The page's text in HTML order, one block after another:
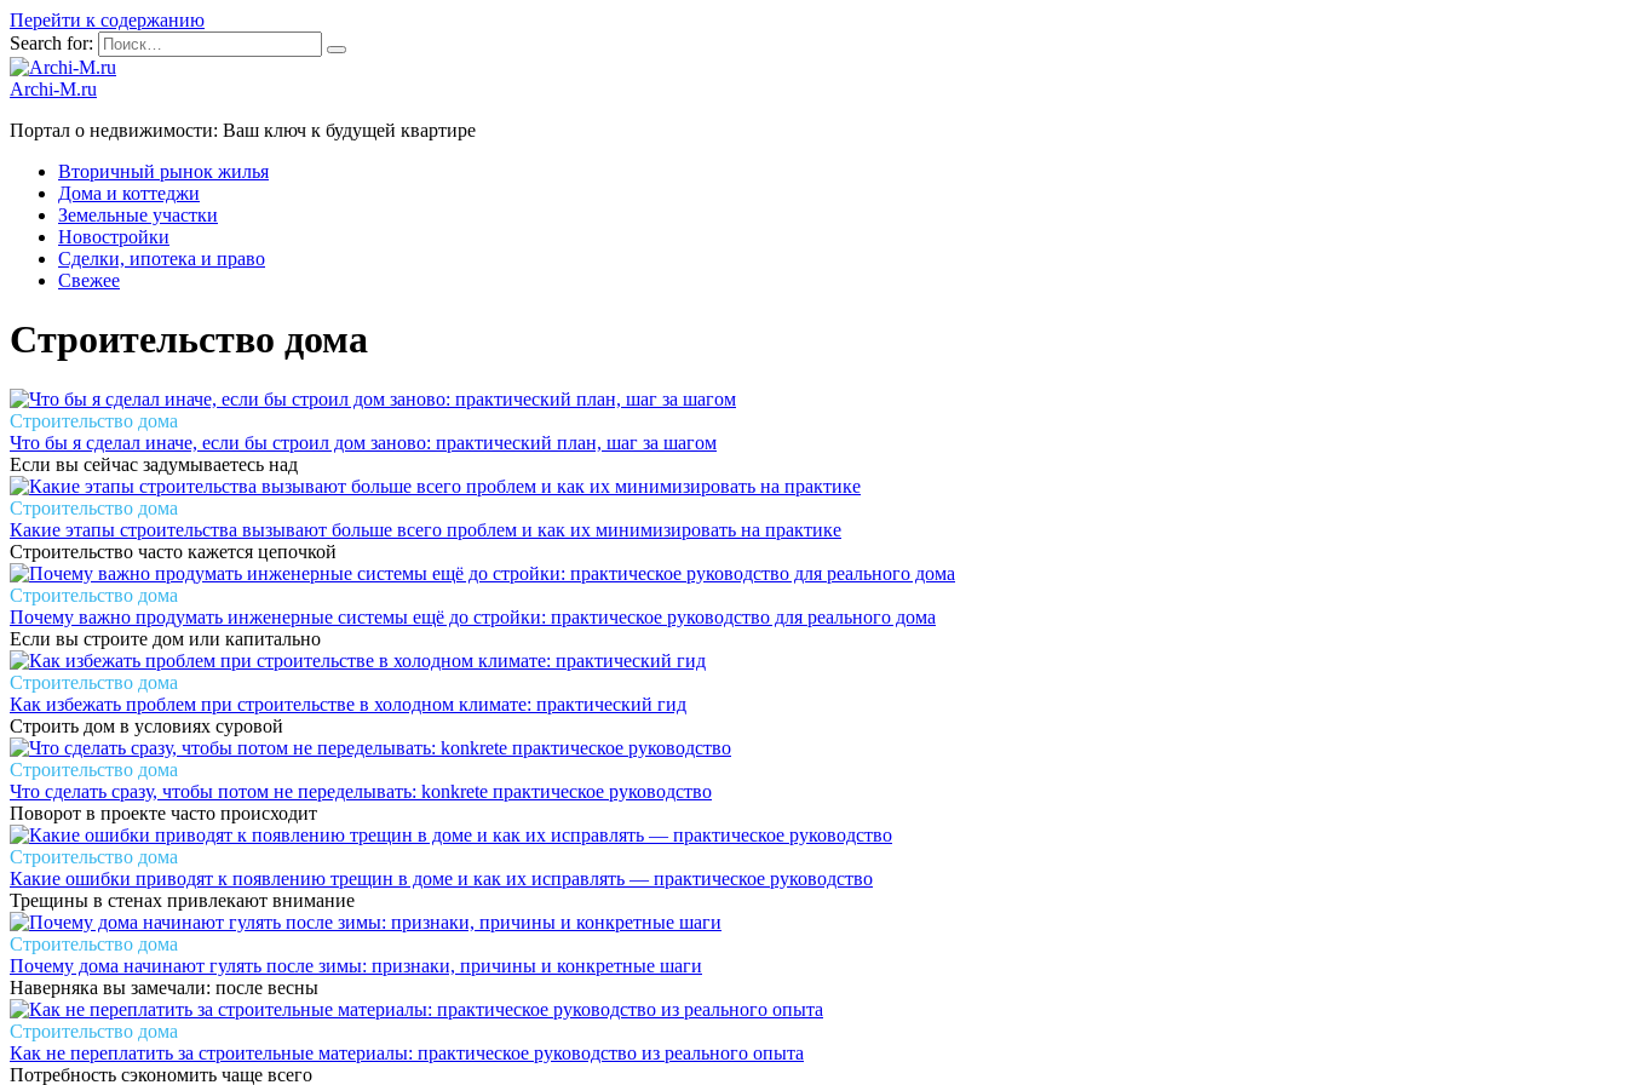
Перейти к содержанию
Search for:
Archi-M.ru
Портал о недвижимости: Ваш ключ к будущей квартире
Вторичный рынок жилья
Дома и коттеджи
Земельные участки
Новостройки
Сделки, ипотека и право
Свежее
Строительство дома
Строительство дома
Что бы я сделал иначе, если бы строил дом заново: практический план, шаг за шагом
Если вы сейчас задумываетесь над
Строительство дома
Какие этапы строительства вызывают больше всего проблем и как их минимизировать на практике
Строительство часто кажется цепочкой
Строительство дома
Почему важно продумать инженерные системы ещё до стройки: практическое руководство для реального дома
Если вы строите дом или капитально
Строительство дома
Как избежать проблем при строительстве в холодном климате: практический гид
Строить дом в условиях суровой
Строительство дома
Что сделать сразу, чтобы потом не переделывать: konkrete практическое руководство
Поворот в проекте часто происходит
Строительство дома
Какие ошибки приводят к появлению трещин в доме и как их исправлять — практическое руководство
Трещины в стенах привлекают внимание
Строительство дома
Почему дома начинают гулять после зимы: признаки, причины и конкретные шаги
Наверняка вы замечали: после весны
Строительство дома
Как не переплатить за строительные материалы: практическое руководство из реального опыта
Потребность сэкономить чаще всего